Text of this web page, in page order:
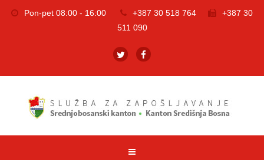
Pon-pet 08:00 - 16:00 +387 30 518 764
+387 30
511 090